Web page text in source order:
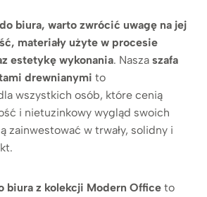
biura, warto zwrócić uwagę na jej
materiały użyte w procesie
estetykę wykonania. Nasza szafa
drewnianymi to
wszystkich osób, które cenią
i nietuzinkowy wygląd swoich
zainwestować w trwały, solidny i
biura z kolekcji Modern Office to